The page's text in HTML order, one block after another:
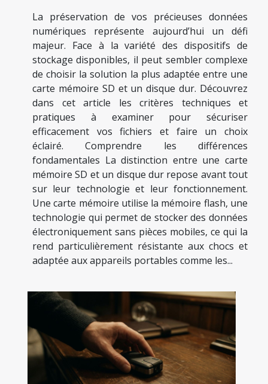
La préservation de vos précieuses données
numériques représente aujourd’hui un défi
majeur. Face à la variété des dispositifs de
stockage disponibles, il peut sembler complexe
de choisir la solution la plus adaptée entre une
carte mémoire SD et un disque dur. Découvrez
dans cet article les critères techniques et
pratiques à examiner pour sécuriser
efficacement vos fichiers et faire un choix
éclairé. Comprendre les différences
fondamentales La distinction entre une carte
mémoire SD et un disque dur repose avant tout
sur leur technologie et leur fonctionnement.
Une carte mémoire utilise la mémoire flash, une
technologie qui permet de stocker des données
électroniquement sans pièces mobiles, ce qui la
rend particulièrement résistante aux chocs et
adaptée aux appareils portables comme les...